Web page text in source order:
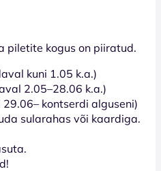
piletite kogus on piiratud.
kuni 1.05 k.a.)
2.05–28.06 k.a.)
kontserdi alguseni)
sularahas või kaardiga.